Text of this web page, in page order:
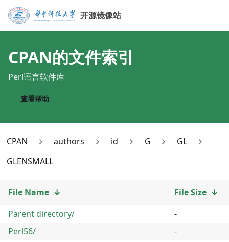
开源镜像站
CPAN的文件索引
Perl语言软件库
查看帮助
CPAN authors id G
GL
GLENSMALL
File Name ↓ File Size ↓
Parent directory/
-
Perl56/
-